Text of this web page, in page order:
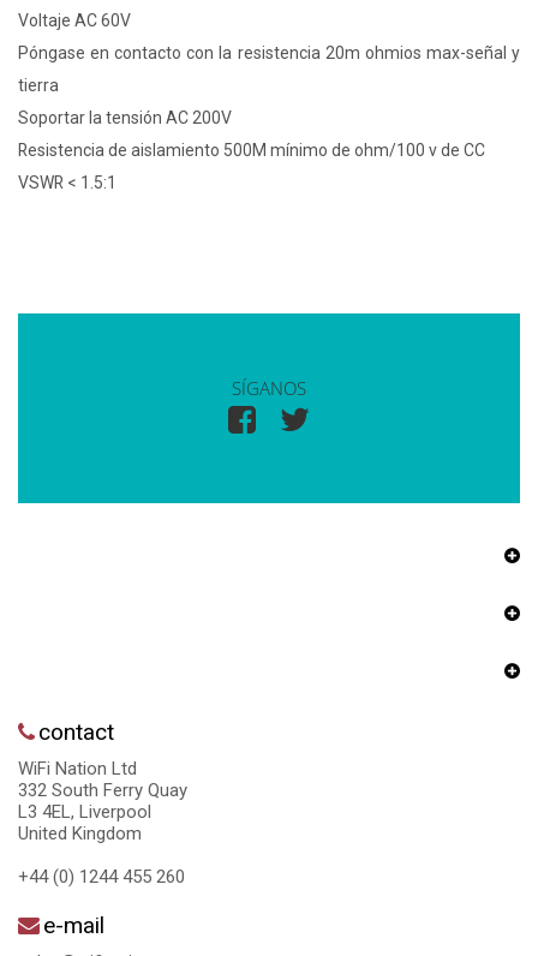
Voltaje AC 60V
Póngase en contacto con la resistencia 20m ohmios max-señal y
tierra
Soportar la tensión AC 200V
Resistencia de aislamiento 500M mínimo de ohm/100 v de CC
VSWR < 1.5:1
SÍGANOS
contact
WiFi Nation Ltd
332 South Ferry Quay
L3 4EL, Liverpool
United Kingdom
+44 (0) 1244 455 260
e-mail